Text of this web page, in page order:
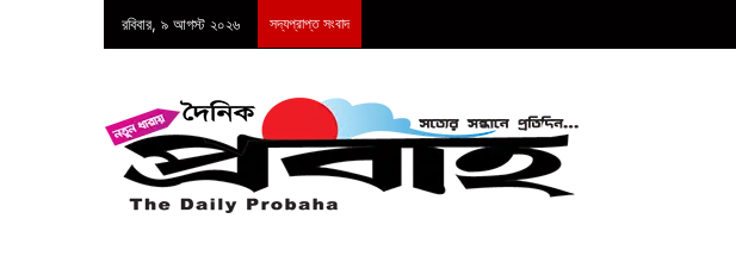
রবিবার, ৯ আগস্ট ২০২৬ সদ্যপ্রাপ্ত সংবাদ